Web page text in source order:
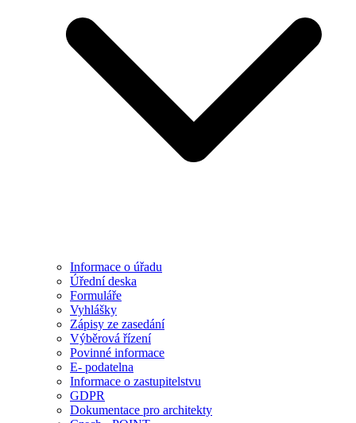
Informace o úřadu
Úřední deska
Formuláře
Vyhlášky
Zápisy ze zasedání
Výběrová řízení
Povinné informace
E- podatelna
Informace o zastupitelstvu
GDPR
Dokumentace pro architekty